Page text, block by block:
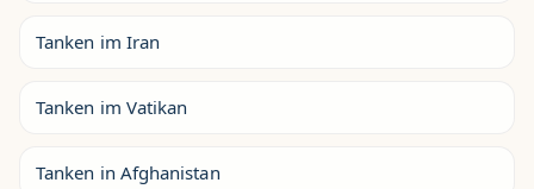
Tanken im Iran
Tanken im Vatikan
Tanken in Afghanistan